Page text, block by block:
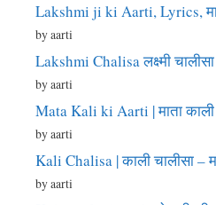
Lakshmi ji ki Aarti, Lyrics,
by aarti
Lakshmi Chalisa लक्ष्मी
by aarti
Mata Kali ki Aarti | माता
by aarti
Kali Chalisa | काली चालीसा –
by aarti